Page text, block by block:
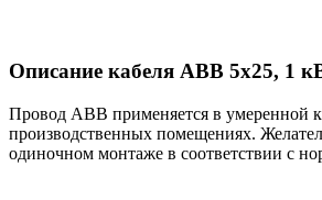
Описание кабеля АВВ 5х25, 1
Провод АВВ применяется в умеренной
производственных помещениях.
одиночном монтаже в соответствии с